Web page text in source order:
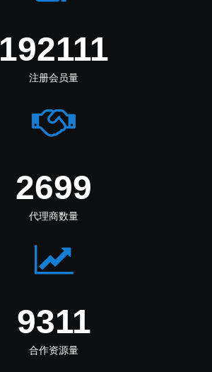
253861
注册会员量
3566
代理商数量
12534
合作资源量